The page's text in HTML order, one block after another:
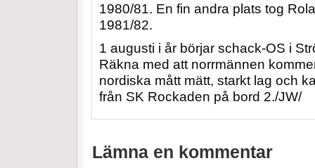
1980/81. En fin andra plats tog
1981/82.
1 augusti i år börjar schack-OS i
Räkna med att norrmännen
nordiska mått mätt, starkt lag och
från SK Rockaden på bord 2./JW/
Lämna en kommentar